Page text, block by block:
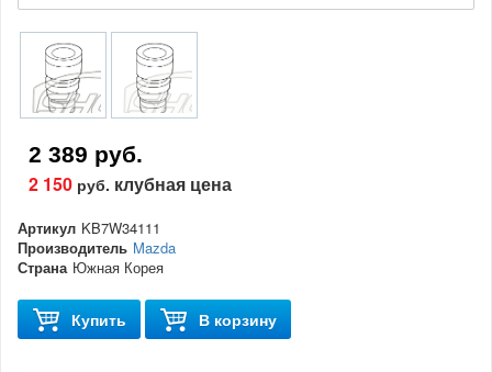
2 389 руб.
2 150 руб. клубная цена
Артикул KB7W34111
Производитель Mazda
Страна Южная Корея
Купить В корзину